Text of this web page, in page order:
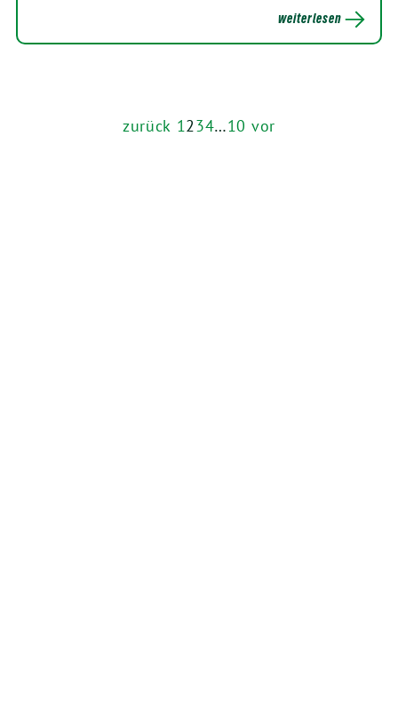
weiterlesen
zurück 1234…10 vor